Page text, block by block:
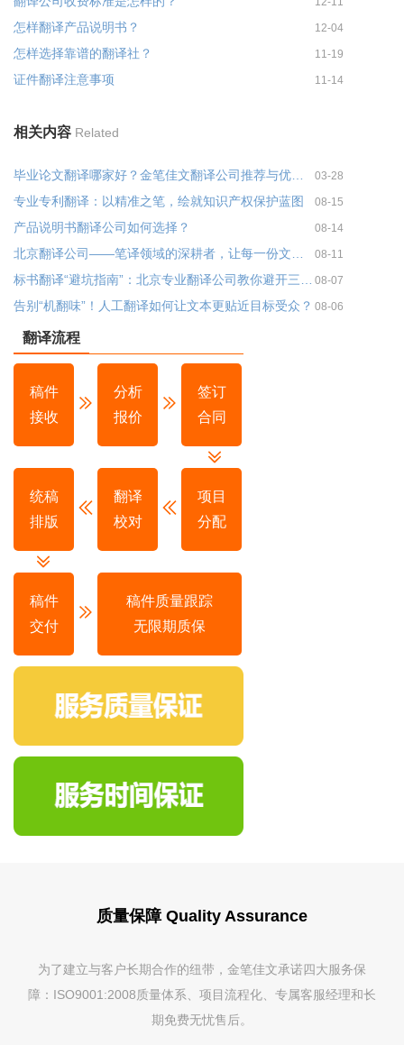
怎样翻译产品说明书？ 12-04
怎样选择靠谱的翻译社？ 11-19
证件翻译注意事项 11-14
相关内容 Related
03-28
专业专利翻译：以精准之笔，绘就知识产权保护蓝图 08-15
产品说明书翻译公司如何选择？ 08-14
08-11
08-07
告别“机翻味”！人工翻译如何让文本更贴近目标受众？ 08-06
翻译流程
稿件
接收
分析
报价
签订
合同
统稿
排版
翻译
校对
项目
分配
稿件
交付
稿件质量跟踪
无限期质保
质量保障 Quality Assurance
为了建立与客户长期合作的纽带，金笔佳文承诺四大服务保
障：ISO9001:2008质量体系、项目流程化、专属客服经理和长
期免费无忧售后。